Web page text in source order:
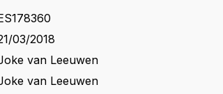
03/2018
van Leeuwen
van Leeuwen